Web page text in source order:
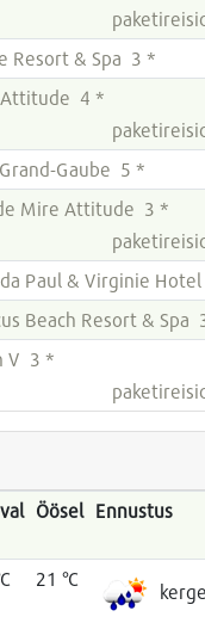
Resort & Spa 3 *
4 *
Gaube 5 *
Mire Attitude 3 *
Paul & Virginie
Beach Resort & Spa
V 3 *
Öösel Ennustus
21 °C